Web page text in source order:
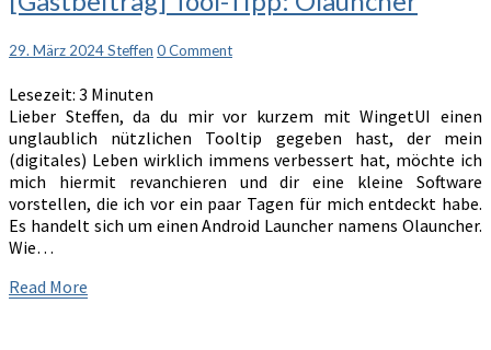
Tool-
Olauncher
29. März 2024Steffen Comments
0 Comment
Lesezeit: 3 Minuten
Lieber Steffen, da du mir vor kurzem mit WingetUI einen
unglaublich nützlichen Tooltip gegeben hast, der mein
(digitales) Leben wirklich immens verbessert hat, möchte ich
mich hiermit revanchieren und dir eine kleine Software
vorstellen, die ich vor ein paar Tagen für mich entdeckt habe.
Es handelt sich um einen Android Launcher namens Olauncher.
Wie…
Read More